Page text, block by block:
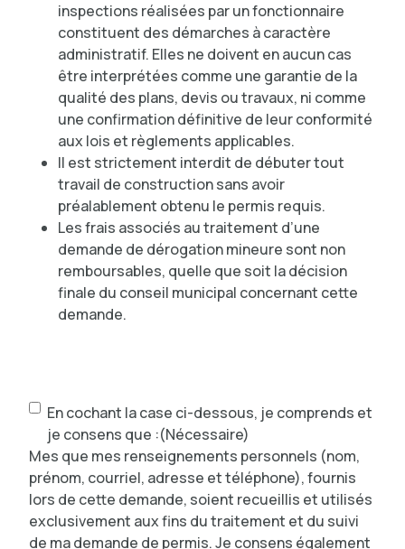
inspections réalisées par un fonctionnaire
constituent des démarches à caractère
administratif. Elles ne doivent en aucun cas
être interprétées comme une garantie de la
qualité des plans, devis ou travaux, ni comme
une confirmation définitive de leur conformité
aux lois et règlements applicables.
Il est strictement interdit de débuter tout
travail de construction sans avoir
préalablement obtenu le permis requis.
Les frais associés au traitement d’une
demande de dérogation mineure sont non
remboursables, quelle que soit la décision
finale du conseil municipal concernant cette
demande.
Consens(Nécessaire)
En cochant la case ci-dessous, je comprends et
je consens que :(Nécessaire)
Mes que mes renseignements personnels (nom,
prénom, courriel, adresse et téléphone), fournis
lors de cette demande, soient recueillis et utilisés
exclusivement aux fins du traitement et du suivi
de ma demande de permis. Je consens également